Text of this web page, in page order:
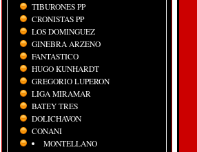
TIBURONES PP
CRONISTAS PP
LOS DOMINGUEZ
GINEBRA ARZENO
FANTASTICO
HUGO KUNHARDT
GREGORIO LUPERON
LIGA MIRAMAR
BATEY TRES
DOLICHAVON
CONANI
MONTELLANO